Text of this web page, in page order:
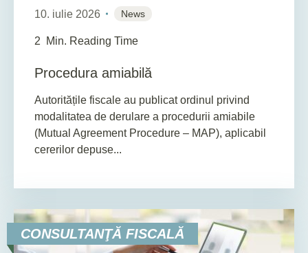
10. iulie 2026 News
2 Min. Reading Time
Procedura amiabilă
Autoritățile fiscale au publicat ordinul privind
modalitatea de derulare a procedurii amiabile
(Mutual Agreement Procedure – MAP), aplicabil
cererilor depuse...
CONSULTANŢĂ FISCALĂ